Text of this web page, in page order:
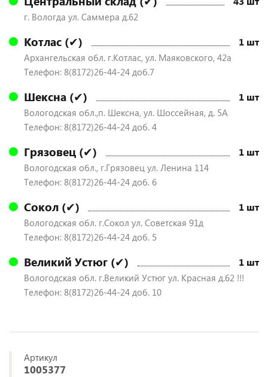
г. Вологда ул. Саммера д.62
Котлас (✔) 1 шт
Архангельская обл. г.Котлас, ул. Маяковского, 42а
Телефон: 8(8172)26-44-24 доб.7
Шексна (✔) 1 шт
Вологодская обл.,п. Шексна, ул. Шоссейная, д. 5А
Телефон: 8(8172)26-44-24 доб. 4
Грязовец (✔) 1 шт
Вологодская обл., г.Грязовец ул. Ленина 114
Телефон: 8(8172)26-44-24 доб. 6
Сокол (✔) 1 шт
Вологодская обл. г.Сокол ул. Советская 91д
Телефон: 8(8172)26-44-24 доб. 5
Великий Устюг (✔) 1 шт
Вологодская обл. г.Великий Устюг ул. Красная д.62 !!!
Телефон: 8(8172)26-44-24 доб. 10
Артикул
1005377